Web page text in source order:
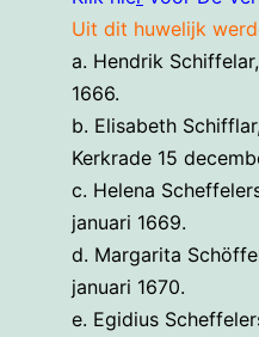
Uit dit huwelijk
a. Hendrik
1666.
b. Elisabeth
Kerkrade 15
c. Helena
januari 1669.
d. Margarita
januari 1670.
e. Egidius